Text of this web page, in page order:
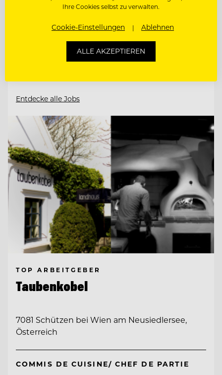
23758 Weissenhäuser Strand, Deutschland
KÜCHENCHEF MÖWENBRÄU (M/W/D)
Entdecke alle Jobs
TOP ARBEITGEBER
Taubenkobel
7081 Schützen bei Wien am Neusiedlersee,
Österreich
COMMIS DE CUISINE/ CHEF DE PARTIE
Ihre Cookies selbst zu verwalten.
Cookie-Einstellungen Ablehnen
ALLE AKZEPTIEREN